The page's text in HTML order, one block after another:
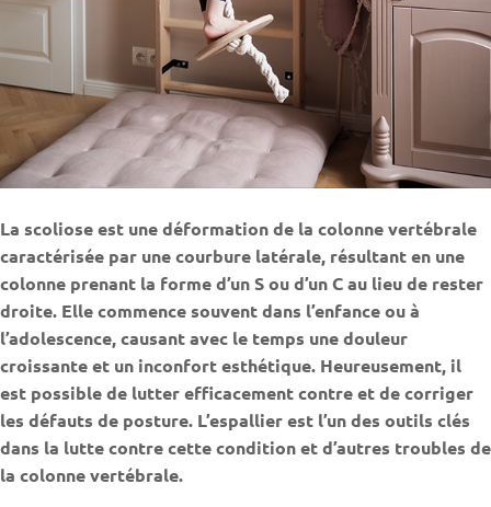
La scoliose est une déformation de la colonne vertébrale
caractérisée par une courbure latérale, résultant en une
colonne prenant la forme d’un S ou d’un C au lieu de rester
droite. Elle commence souvent dans l’enfance ou à
l’adolescence, causant avec le temps une douleur
croissante et un inconfort esthétique. Heureusement, il
est possible de lutter efficacement contre et de corriger
les défauts de posture. L’espallier est l’un des outils clés
dans la lutte contre cette condition et d’autres troubles de
la colonne vertébrale.